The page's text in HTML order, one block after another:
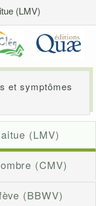
(LMV)
et symptômes
(LMV)
(CMV)
(BBWV)